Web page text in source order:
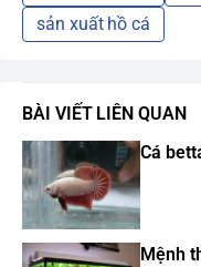
sản xuất hồ cá
BÀI VIẾT LIÊN QUAN
Cá
Mệnh